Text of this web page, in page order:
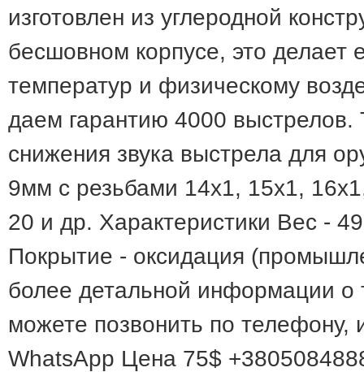
изготовлен из углеродной
бесшовном корпусе, это делает
температур и физическому
даем гарантию 4000
снижения звука выстрела для
9мм с резьбами 14х1, 15х1,
20 и др. Характеристики Вес -
Покрытие - оксидация
более детальной информации о
можете позвонить по телефону,
WhatsApp Цена 75$